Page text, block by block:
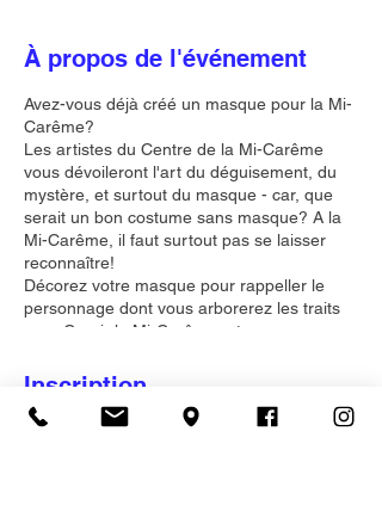
À propos de l'événement
Avez-vous déjà créé un masque pour la Mi-
Carême?
Les artistes du Centre de la Mi-Carême
vous dévoileront l'art du déguisement, du
mystère, et surtout du masque - car, que
serait un bon costume sans masque? A la
Mi-Carême, il faut surtout pas se laisser
reconnaître!
Décorez votre masque pour rappeller le
personnage dont vous arborerez les traits
pour Courir la Mi-Carême, et ramenez un
Après l'atelier, poursuivez votre journée sur
du Centre, et laissez-vous
Inscription